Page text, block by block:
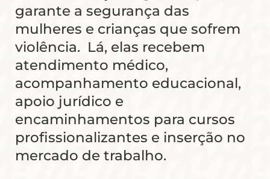
garante a segurança das
mulheres e crianças que sofrem
violência. Lá, elas recebem
atendimento médico,
acompanhamento educacional,
apoio jurídico e
encaminhamentos para cursos
profissionalizantes e inserção no
mercado de trabalho.